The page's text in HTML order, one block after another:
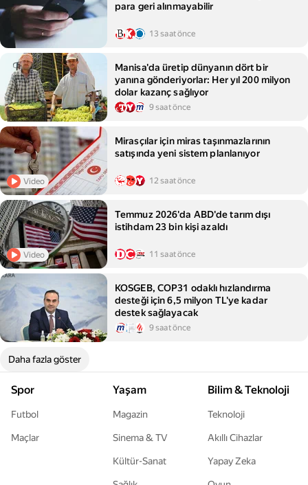
para geri alınmayabilir
13 saat önce
Manisa'da üretip dünyanın dört bir
yanına gönderiyorlar: Her yıl 200 milyon
dolar kazanç sağlıyor
9 saat önce
Video
Mirasçılar için miras taşınmazlarının
satışında yeni sistem planlanıyor
12 saat önce
Video
Temmuz 2026'da ABD'de tarım dışı
istihdam 23 bin kişi azaldı
11 saat önce
KOSGEB, COP31 odaklı hızlandırma
desteği için 6,5 milyon TL'ye kadar
destek sağlayacak
9 saat önce
Daha fazla göster
Spor
Futbol
Maçlar
Yaşam
Magazin
Sinema & TV
Kültür-Sanat
Bilim & Teknoloji
Teknoloji
Akıllı Cihazlar
Yapay Zeka